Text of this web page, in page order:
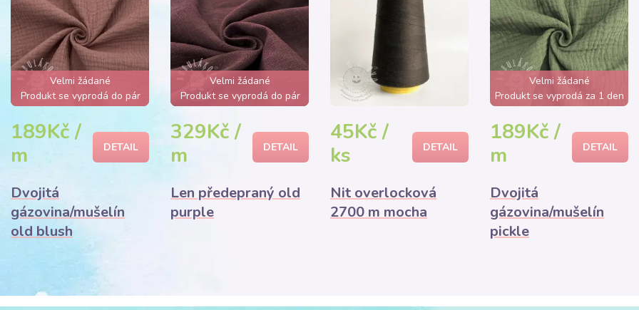
Velmi žádané
Produkt se vyprodá do pár
hodin
189Kč /
m
DETAIL
Dvojitá
gázovina/mušelín
old blush
Velmi žádané
Produkt se vyprodá do pár
hodin
329Kč /
m
DETAIL
Len předepraný old
purple
45Kč /
ks
DETAIL
Nit overlocková
2700 m mocha
Velmi žádané
Produkt se vyprodá za 1 den
189Kč /
m
DETAIL
Dvojitá
gázovina/mušelín
pickle